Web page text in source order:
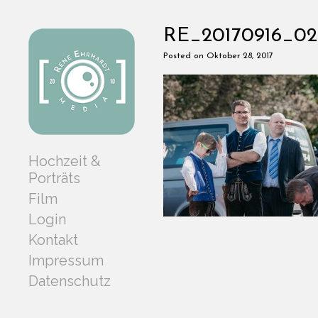
Hochzeit &
Porträts
Film
Login
Kontakt
Impressum
Datenschutz
Posted on Oktober 28, 2017